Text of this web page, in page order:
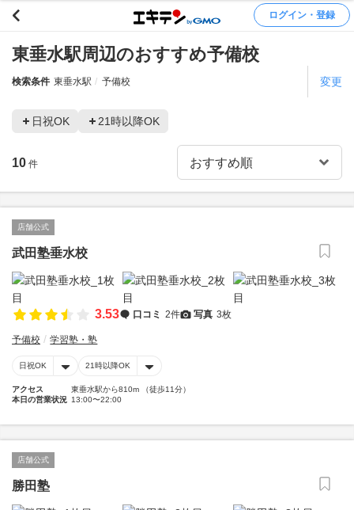
ログイン・登録
東垂水駅周辺のおすすめ予備校
検索条件 東垂水駅 予備校 変更
日祝OK 21時以降OK
10 件
店舗公式
武田塾垂水校
3.53 口コミ 2件 写真 3枚
予備校 学習塾・塾
日祝OK 21時以降OK
アクセス
東垂水駅から810m （徒歩11分）
本日の営業状況 13:00〜22:00
店舗公式
勝田塾